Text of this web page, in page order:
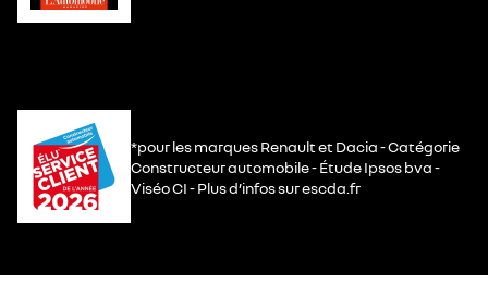
*pour les marques Renault et Dacia - Catégorie
Constructeur automobile - Étude Ipsos bva -
Viséo CI - Plus d’infos sur escda.fr